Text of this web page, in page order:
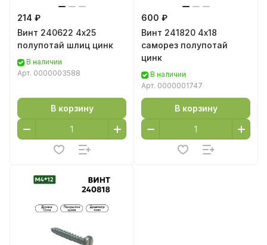
214 ₽
Винт 240622 4х25
полупотай шлиц цинк
В наличии
Арт. 0000003588
В корзину
600 ₽
Винт 241820 4х18
саморез полупотай
цинк
В наличии
Арт. 0000001747
В корзину